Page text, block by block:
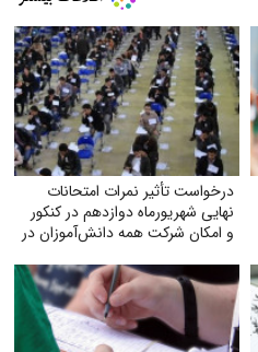
درخواست تأثیر نمرات امتحانات
نهایی شهریورماه دوازدهم در کنکور
و امکان شرکت همه دانش‌آموزان در